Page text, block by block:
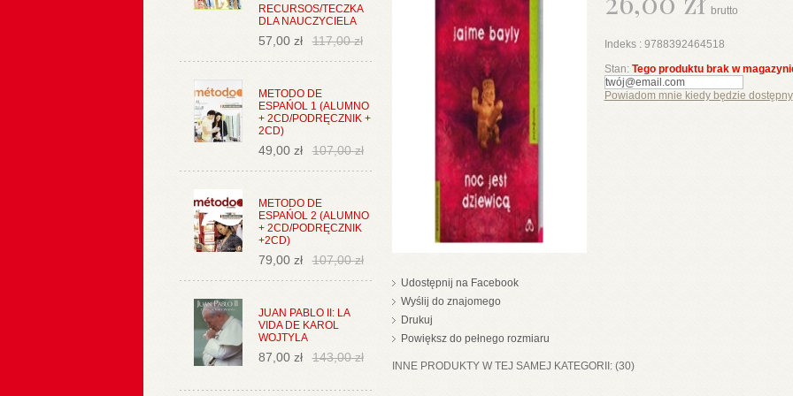
RECURSOS/TECZKA
DLA NAUCZYCIELA
57,00 zł 117,00 zł
METODO DE
ESPAŃOL 1 (ALUMNO
+ 2CD/PODRĘCZNIK +
2CD)
49,00 zł 107,00 zł
METODO DE
ESPAŃOL 2 (ALUMNO
+ 2CD/PODRĘCZNIK
+2CD)
79,00 zł 107,00 zł
JUAN PABLO II: LA
VIDA DE KAROL
WOJTYLA
87,00 zł 143,00 zł
Udostępnij na Facebook
Wyślij do znajomego
Drukuj
Powiększ do pełnego rozmiaru
brutto
Indeks : 9788392464518
Stan: Tego produktu brak w
Powiadom mnie kiedy będzie dostępny
INNE PRODUKTY W TEJ SAMEJ KATEGORII: (30)